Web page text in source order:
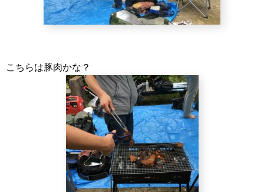
こちらは豚肉かな？